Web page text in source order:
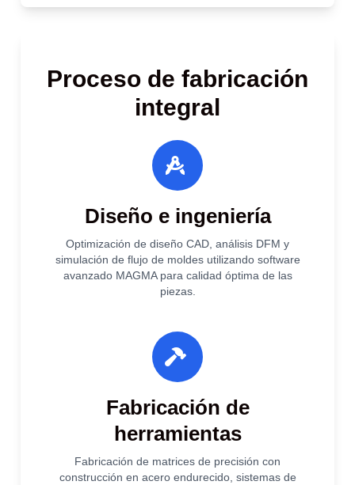
Proceso de fabricación
integral
Diseño e ingeniería
Optimización de diseño CAD, análisis DFM y
simulación de flujo de moldes utilizando software
avanzado MAGMA para calidad óptima de las
piezas.
Fabricación de
herramientas
Fabricación de matrices de precisión con
construcción en acero endurecido, sistemas de